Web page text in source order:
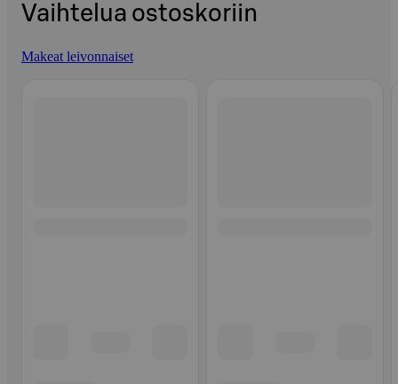
Vaihtelua ostoskoriin
Makeat leivonnaiset